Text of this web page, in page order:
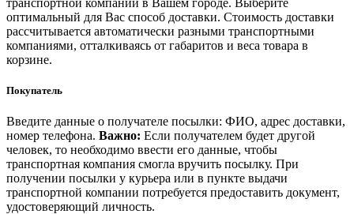
оптимальный для Вас способ доставки. Стоимость доставки
рассчитывается автоматически разными транспортными
компаниями, отталкиваясь от габаритов и веса товара в
корзине.
Покупатель
Введите данные о получателе посылки: ФИО, адрес доставки,
номер телефона. Важно: Если получателем будет другой
человек, то необходимо ввести его данные, чтобы
транспортная компания смогла вручить посылку. При
получении посылки у курьера или в пункте выдачи
транспортной компании потребуется предоставить документ,
удостоверяющий личность.